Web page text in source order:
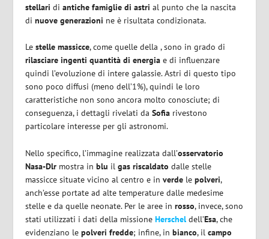
stellari di antiche famiglie di astri al punto che la nascita
dinuove generazioni ne è risultata condizionata.
Lestelle massicce, come quelle della , sono in grado di
rilasciare ingenti quantità di energia e di influenzare
quindi l’evoluzione di intere galassie. Astri di questo tipo
sono poco diffusi (meno dell’1%), quindi le loro
caratteristiche non sono ancora molto conosciute; di
conseguenza, i dettagli rivelati daSofia rivestono
particolare interesse per gli astronomi.
Nello specifico, l’immagine realizzata dall’osservatorio
Nasa-Dlr mostra inblu ilgas riscaldato dalle stelle
massicce situate vicino al centro e inverde lepolveri,
anch’esse portate ad alte temperature dalle medesime
stelle e da quelle neonate. Per le aree inrosso, invece, sono
stati utilizzati i dati della missioneHerschel dell’Esa, che
evidenziano lepolveri fredde; infine, inbianco, il campo